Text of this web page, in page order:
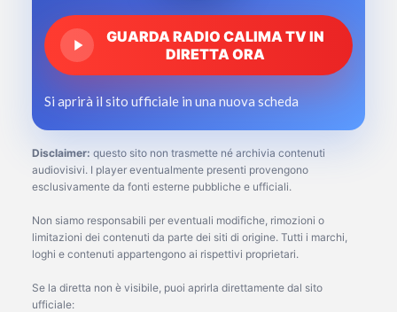
GUARDA RADIO CALIMA TV IN
DIRETTA ORA
Si aprirà il sito ufficiale in una nuova scheda
Disclaimer: questo sito non trasmette né archivia contenuti
audiovisivi. I player eventualmente presenti provengono
esclusivamente da fonti esterne pubbliche e ufficiali.
Non siamo responsabili per eventuali modifiche, rimozioni o
limitazioni dei contenuti da parte dei siti di origine. Tutti i marchi,
loghi e contenuti appartengono ai rispettivi proprietari.
Se la diretta non è visibile, puoi aprirla direttamente dal sito
ufficiale: